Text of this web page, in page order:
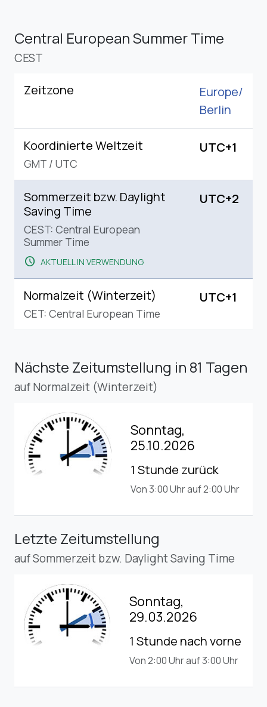
Central European Summer Time
CEST
Zeitzone
Europe/
Berlin
Koordinierte Weltzeit
GMT / UTC
UTC+1
Sommerzeit bzw. Daylight
Saving Time
CEST: Central European
Summer Time
schedule AKTUELL IN VERWENDUNG
UTC+2
Normalzeit (Winterzeit)
CET: Central European Time
UTC+1
Nächste Zeitumstellung in 81 Tagen
auf Normalzeit (Winterzeit)
Sonntag,
25.10.2026
1 Stunde zurück
Von 3:00 Uhr auf 2:00 Uhr
Letzte Zeitumstellung
auf Sommerzeit bzw. Daylight Saving Time
Sonntag,
29.03.2026
1 Stunde nach vorne
Von 2:00 Uhr auf 3:00 Uhr